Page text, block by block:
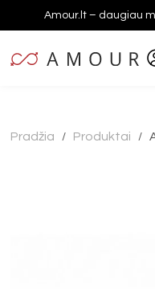
Amour.lt – daugiau
Pradžia / Produktai /